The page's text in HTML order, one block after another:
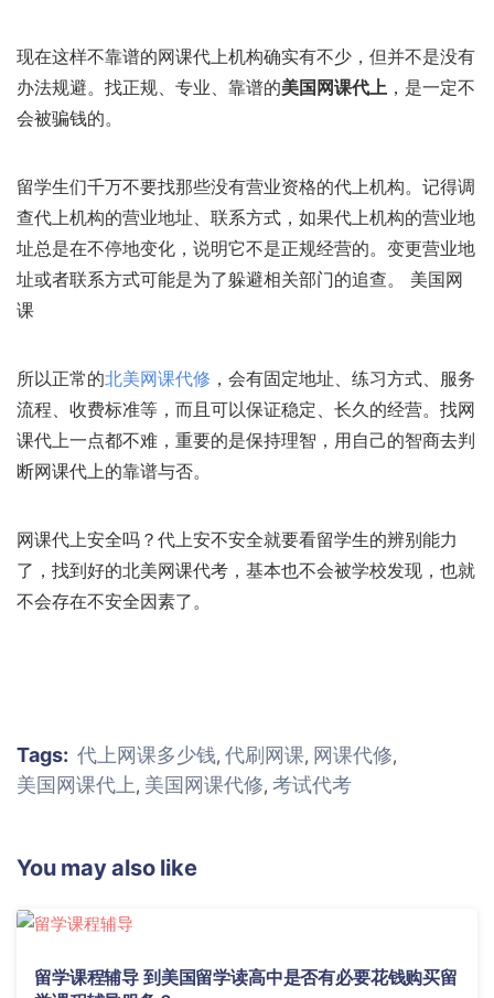
现在这样不靠谱的网课代上机构确实有不少，但并不是没有
办法规避。找正规、专业、靠谱的美国网课代上 ，是一定不
会被骗钱的。
留学生们千万不要找那些没有营业资格的代上机构。记得调
查代上机构的营业地址、联系方式，如果代上机构的营业地
址总是在不停地变化，说明它不是正规经营的。变更营业地
址或者联系方式可能是为了躲避相关部门的追查。 美国网
课
所以正常的北美网课代修 ，会有固定地址、练习方式、服务
流程、收费标准等，而且可以保证稳定、长久的经营。找网
课代上一点都不难，重要的是保持理智，用自己的智商去判
断网课代上的靠谱与否。
网课代上安全吗？代上安不安全就要看留学生的辨别能力
了，找到好的北美网课代考，基本也不会被学校发现，也就
不会存在不安全因素了。
Tags: 代上网课多少钱, 代刷网课, 网课代修,
美国网课代上, 美国网课代修, 考试代考
You may also like
留学课程辅导 到美国留学读高中是否有必要花钱购买留